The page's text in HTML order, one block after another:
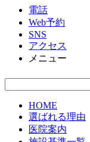
電話
Web予約
SNS
アクセス
メニュー
HOME
選ばれる理由
医院案内